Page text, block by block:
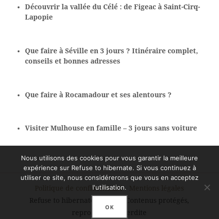
Découvrir la vallée du Célé : de Figeac à Saint-Cirq-
Lapopie
Que faire à Séville en 3 jours ? Itinéraire complet,
conseils et bonnes adresses
Que faire à Rocamadour et ses alentours ?
Visiter Mulhouse en famille – 3 jours sans voiture
Politique de confidentialité-
Refuse to hibernate © 2026 - Contenus protégés,
reproduction interdite
Nous utilisons des cookies pour vous garantir la meilleure
expérience sur Refuse to hibernate. Si vous continuez à
utiliser ce site, nous considérerons que vous en acceptez
l'utilisation.
OK